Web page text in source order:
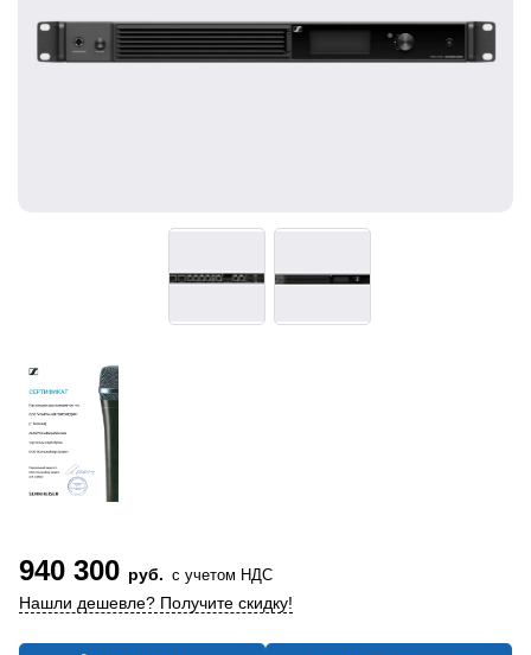
940 300 руб. с учетом НДС
Нашли дешевле? Получите скидку!